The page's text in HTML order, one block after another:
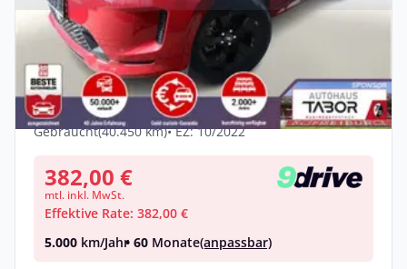
Gewerbe Neu
Land Rover Discovery Sport P200 AWD
Urban Edition PanoD Nav
Benzin • Automatik • 199 PS (147 kW)
Gebraucht(40.450 km)• EZ: 10/2022
382,00 €
mtl. inkl. MwSt.
Effektive Rate: 382,00 €
5.000 km/Jahr• 60 Monate(anpassbar)